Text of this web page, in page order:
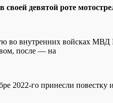
девятой роте
во внутренних войсках
после — на
го принесли повестку